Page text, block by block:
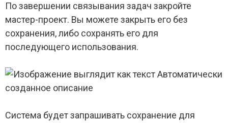
По завершении связывания задач закройте
мастер-проект. Вы можете закрыть его без
сохранения, либо сохранять его для
последующего использования.
Система будет запрашивать сохранение для